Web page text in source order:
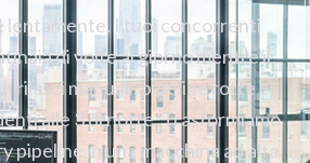
lentamente. I tuoi concorrenti
di volte al giorno mentre il
rilasci manuali, pipeline rotte e
alle 3 di notte. Trasformiamo
pipeline in una macchina ad alta